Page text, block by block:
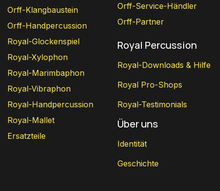
Orff-Klangbaustein
Orff-Handpercussion
Royal-Glockenspiel
Royal-Xylophon
Royal-Marimbaphon
Royal-Vibraphon
Royal-Handpercussion
Royal-Mallet
Ersatzteile
Orff-Service-Händler
Orff-Partner
Royal Percussion
Royal-Downloads & Hilfe
Royal Pro-Shops
Royal-Testimonials
Über uns
Identität
Geschichte